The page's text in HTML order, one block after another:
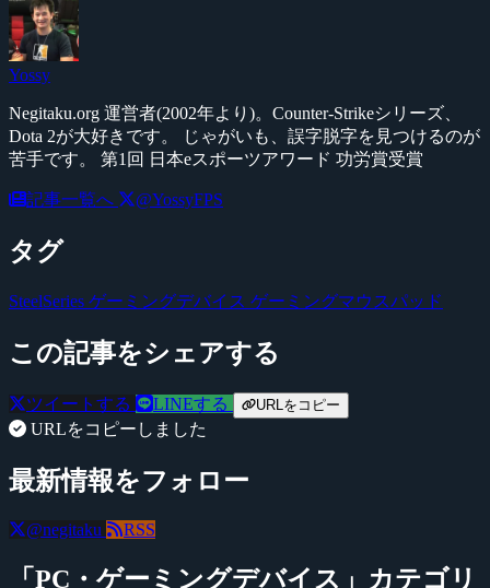
Yossy
Negitaku.org 運営者(2002年より)。Counter-Strikeシリーズ、
Dota 2が大好きです。 じゃがいも、誤字脱字を見つけるのが
苦手です。 第1回 日本eスポーツアワード 功労賞受賞
記事一覧へ @YossyFPS
タグ
SteelSeries ゲーミングデバイス ゲーミングマウスパッド
この記事をシェアする
ツイートする LINEする URLをコピー
URLをコピーしました
最新情報をフォロー
@negitaku RSS
「PC・ゲーミングデバイス」カテゴリ